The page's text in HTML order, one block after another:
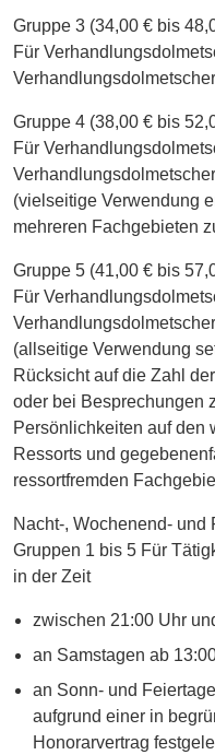
Gruppe 3 (34,00 € bis
Für
Gruppe 4 (38,00 € bis
Für
(vielseitige Verwendung
mehreren Fachgebieten
Gruppe 5 (41,00 € bis
Für
(allseitige Verwendung
Rücksicht auf die Zahl
oder bei Besprechungen
Persönlichkeiten auf den
Ressorts und
ressortfremden
Nacht-, Wochenend-
Gruppen 1 bis 5 Für
in der Zeit
zwischen 21:00 Uhr
an Samstagen ab
an Sonn- und
aufgrund einer in
Honorarvertrag